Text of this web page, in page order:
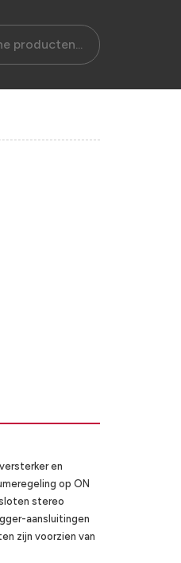
en
op ON
stereo
aansluitingen
zijn voorzien van